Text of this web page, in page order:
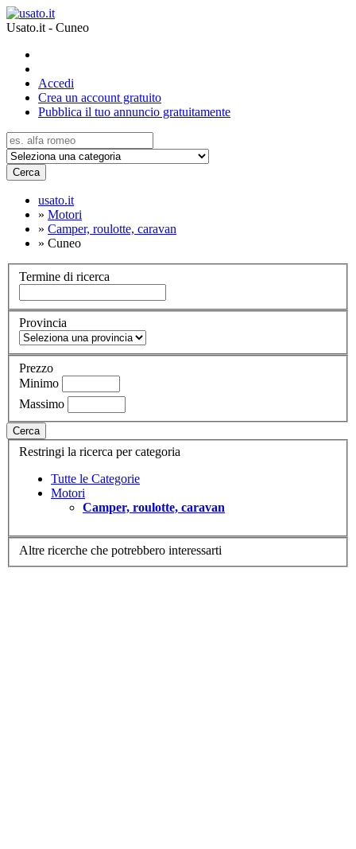
Usato.it - Cuneo
Accedi
Crea un account gratuito
Pubblica il tuo annuncio gratuitamente
Cerca
usato.it
» Motori
» Camper, roulotte, caravan
» Cuneo
Termine di ricerca
Provincia
Prezzo
Minimo
Massimo
Cerca
Restringi la ricerca per categoria
Tutte le Categorie
Motori
Camper, roulotte, caravan
Altre ricerche che potrebbero interessarti